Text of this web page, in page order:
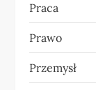
Praca
Prawo
Przemysł